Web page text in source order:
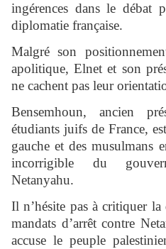
ingérences dans le débat
diplomatie française.
Malgré son
apolitique, Elnet et son
ne cachent pas leur
Bensemhoun, ancien
étudiants juifs de France,
gauche et des musulmans
incorrigible du
Netanyahu.
Il n’hésite pas à critiquer
mandats d’arrêt contre
accuse le peuple